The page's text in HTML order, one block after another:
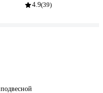
4.9(39)
подвесной